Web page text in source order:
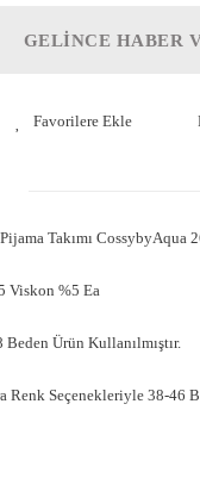
GELİNCE HABER
Takımı CossybyAqua
Viskon %5 Ea
Ürün Kullanılmıştır.
Renk Seçenekleriyle 38-46